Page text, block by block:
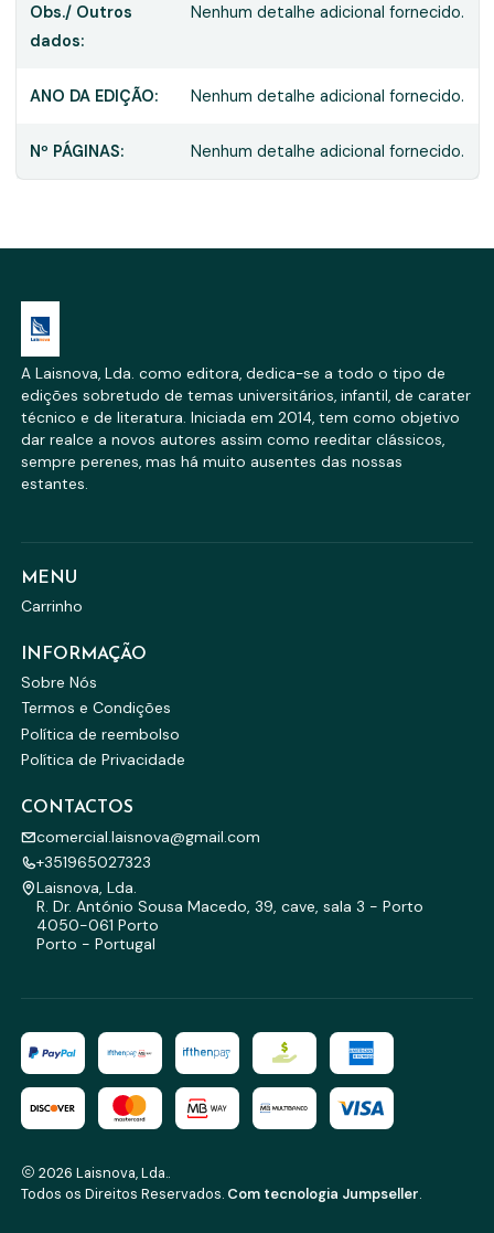
Obs./ Outros
dados:
Nenhum detalhe adicional fornecido.
ANO DA EDIÇÃO: Nenhum detalhe adicional fornecido.
Nº PÁGINAS: Nenhum detalhe adicional fornecido.
A Laisnova, Lda. como editora, dedica-se a todo o tipo de
edições sobretudo de temas universitários, infantil, de carater
técnico e de literatura. Iniciada em 2014, tem como objetivo
dar realce a novos autores assim como reeditar clássicos,
sempre perenes, mas há muito ausentes das nossas
estantes.
MENU
Carrinho
INFORMAÇÃO
Sobre Nós
Termos e Condições
Política de reembolso
Política de Privacidade
CONTACTOS
comercial.laisnova@gmail.com
+351965027323
Laisnova, Lda.
R. Dr. António Sousa Macedo, 39, cave, sala 3 - Porto
4050-061 Porto
Porto - Portugal
2026 Laisnova, Lda..
Todos os Direitos Reservados. Com tecnologia Jumpseller.